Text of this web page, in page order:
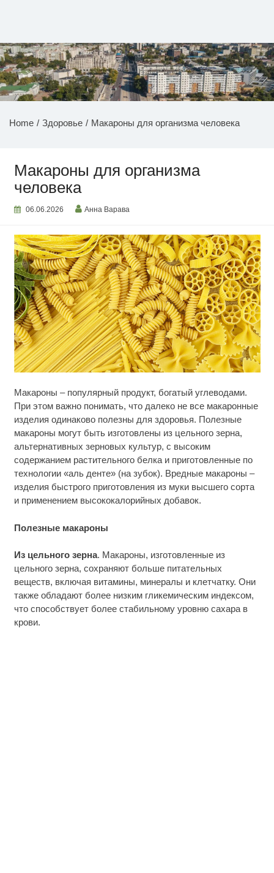
НОВОСТИ ПРИДНЕСТРОВЬЯ
Home Здоровье Макароны для организма человека
Макароны для организма
человека
06.06.2026 Анна Варава
Макароны – популярный продукт, богатый углеводами.
При этом важно понимать, что далеко не все макаронные
изделия одинаково полезны для здоровья. Полезные
макароны могут быть изготовлены из цельного зерна,
альтернативных зерновых культур, с высоким
содержанием растительного белка и приготовленные по
технологии «аль денте» (на зубок). Вредные макароны –
изделия быстрого приготовления из муки высшего сорта
и применением высококалорийных добавок.
Полезные макароны
Из цельного зерна. Макароны, изготовленные из
цельного зерна, сохраняют больше питательных
веществ, включая витамины, минералы и клетчатку. Они
также обладают более низким гликемическим индексом,
что способствует более стабильному уровню сахара в
крови.
раз
Ролик длится пару секунд, но вы будете в шоке
от увиденного
i
Ролик из Омска: вы будете смеяться долго